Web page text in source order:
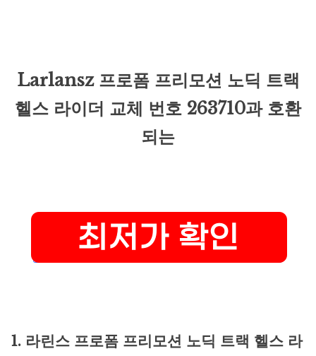
Larlansz 프로폼 프리모션 노딕 트랙
헬스 라이더 교체 번호 263710과 호환
되는
1. 라린스 프로폼 프리모션 노딕 트랙 헬스 라